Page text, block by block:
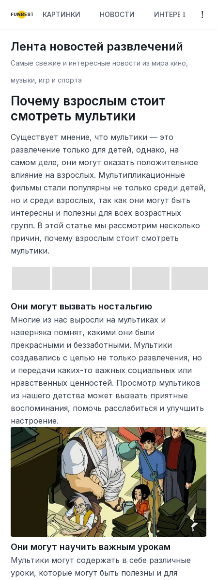
FUNBEST КАРТИНКИ НОВОСТИ ИНТЕРЕСНОЕ
Лента новостей развлечений
Самые свежие и интересные новости из мира кино,
музыки, игр и спорта
Почему взрослым стоит
смотреть мультики
Существует мнение, что мультики — это
развлечение только для детей, однако, на
самом деле, они могут оказать положительное
влияние на взрослых. Мультипликационные
фильмы стали популярны не только среди детей,
но и среди взрослых, так как они могут быть
интересны и полезны для всех возрастных
групп. В этой статье мы рассмотрим несколько
причин, почему взрослым стоит смотреть
мультики.
Они могут вызвать ностальгию
Многие из нас выросли на мультиках и
наверняка помнят, какими они были
прекрасными и беззаботными. Мультики
создавались с целью не только развлечения, но
и передачи каких-то важных социальных или
нравственных ценностей. Просмотр мультиков
из нашего детства может вызвать приятные
воспоминания, помочь расслабиться и улучшить
настроение.
Они могут научить важным урокам
Мультики могут содержать в себе различные
уроки, которые могут быть полезны и для